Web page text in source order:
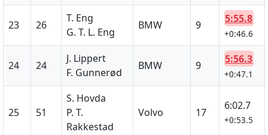
23 26
T. Eng
G. T. L. Eng
BMW 9
5:55.8
+0:46.6
24 24
J. Lippert
F. Gunnerød
BMW 9
5:56.3
+0:47.1
25 51
S. Hovda
P. T.
Rakkestad
Volvo 17
6:02.7
+0:53.5